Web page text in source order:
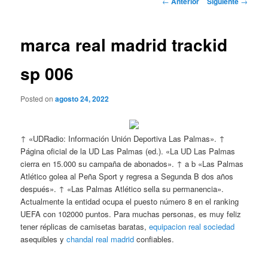
marca real madrid trackid
sp 006
Posted onagosto 24, 2022
↑ «UDRadio: Información Unión Deportiva Las Palmas». ↑
Página oficial de la UD Las Palmas (ed.). «La UD Las Palmas
cierra en 15.000 su campaña de abonados». ↑ a b «Las Palmas
Atlético golea al Peña Sport y regresa a Segunda B dos años
después». ↑ «Las Palmas Atlético sella su permanencia».
Actualmente la entidad ocupa el puesto número 8 en el ranking
UEFA con 102000 puntos. Para muchas personas, es muy feliz
tener réplicas de camisetas baratas,equipacion real sociedad
asequibles ychandal real madrid confiables.